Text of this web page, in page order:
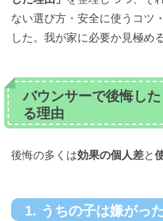
ない選び方・安全に使うコツ
した。我が家に必要か見極め
バウンサーで後悔し
る理由
後悔の多くは効果の個人差と
1. うちの子は嫌がった